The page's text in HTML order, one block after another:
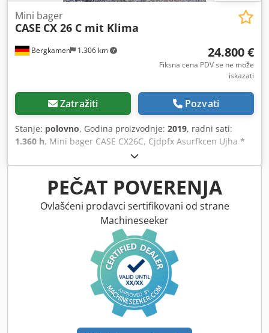
Bergkamen 1.306 km
Mini bager
CASE CX 26 C mit Klima
24.800 €
Fiksna cena PDV se ne može
iskazati
Zatražiti Pozvati
Stanje: polovno, Godina proizvodnje: 2019, radni sati:
1.360 h, Mini bager CASE CX26C, Cjdpfx Asurfkcen Ujha *
Godina izgradnje 2019, * 1360 BS, i *Grejanje *Klima *
gumene gusjenice, * Buldožer sečivo, * Brzo spojnica
PEČAT POVERENJA
Ovlašćeni prodavci sertifikovani od strane
Machineseeker